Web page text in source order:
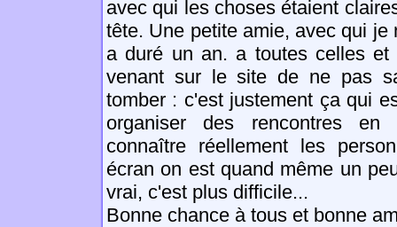
avec qui les choses étaient
tête. Une petite amie, avec qui je
a duré un an. a toutes celles
venant sur le site de ne pas
tomber : c'est justement ça qui
organiser des rencontres
connaître réellement les
écran on est quand même un
vrai, c'est plus difficile...
Bonne chance à tous et bonne